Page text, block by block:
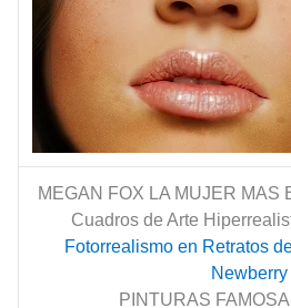
MEGAN FOX LA MUJER MAS
Cuadros de Arte
Fotorrealismo en Retratos
Newberry
PINTURAS